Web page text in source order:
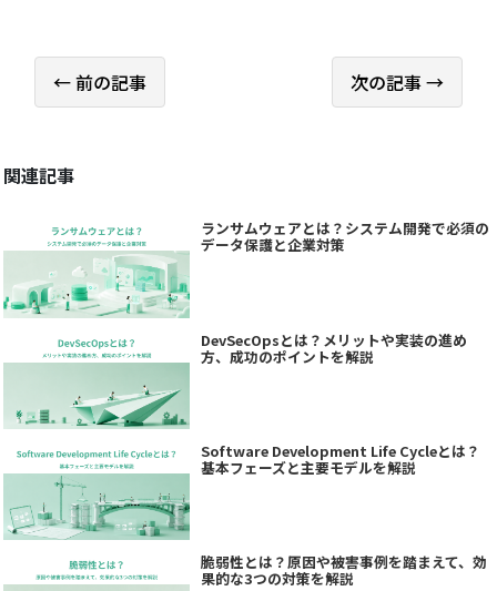
← 前の記事 次の記事 →
関連記事
ランサムウェアとは？システム開発で必須の
データ保護と企業対策
DevSecOpsとは？メリットや実装の進め
方、成功のポイントを解説
Software Development Life Cycleとは？
基本フェーズと主要モデルを解説
脆弱性とは？原因や被害事例を踏まえて、効
果的な3つの対策を解説